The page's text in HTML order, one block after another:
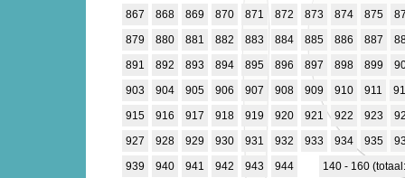
867
868 869 870 871 872 873 874 875
879
880 881 882 883 884 885 886 887
891
892 893 894 895 896 897 898 899
903
904 905 906 907 908 909 910 911
915
916 917 918 919 920 921 922 923
927
928 929 930 931 932 933 934 935
939
940 941 942 943 944 140 - 160